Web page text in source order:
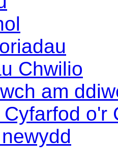
Chwilio
am
o'r